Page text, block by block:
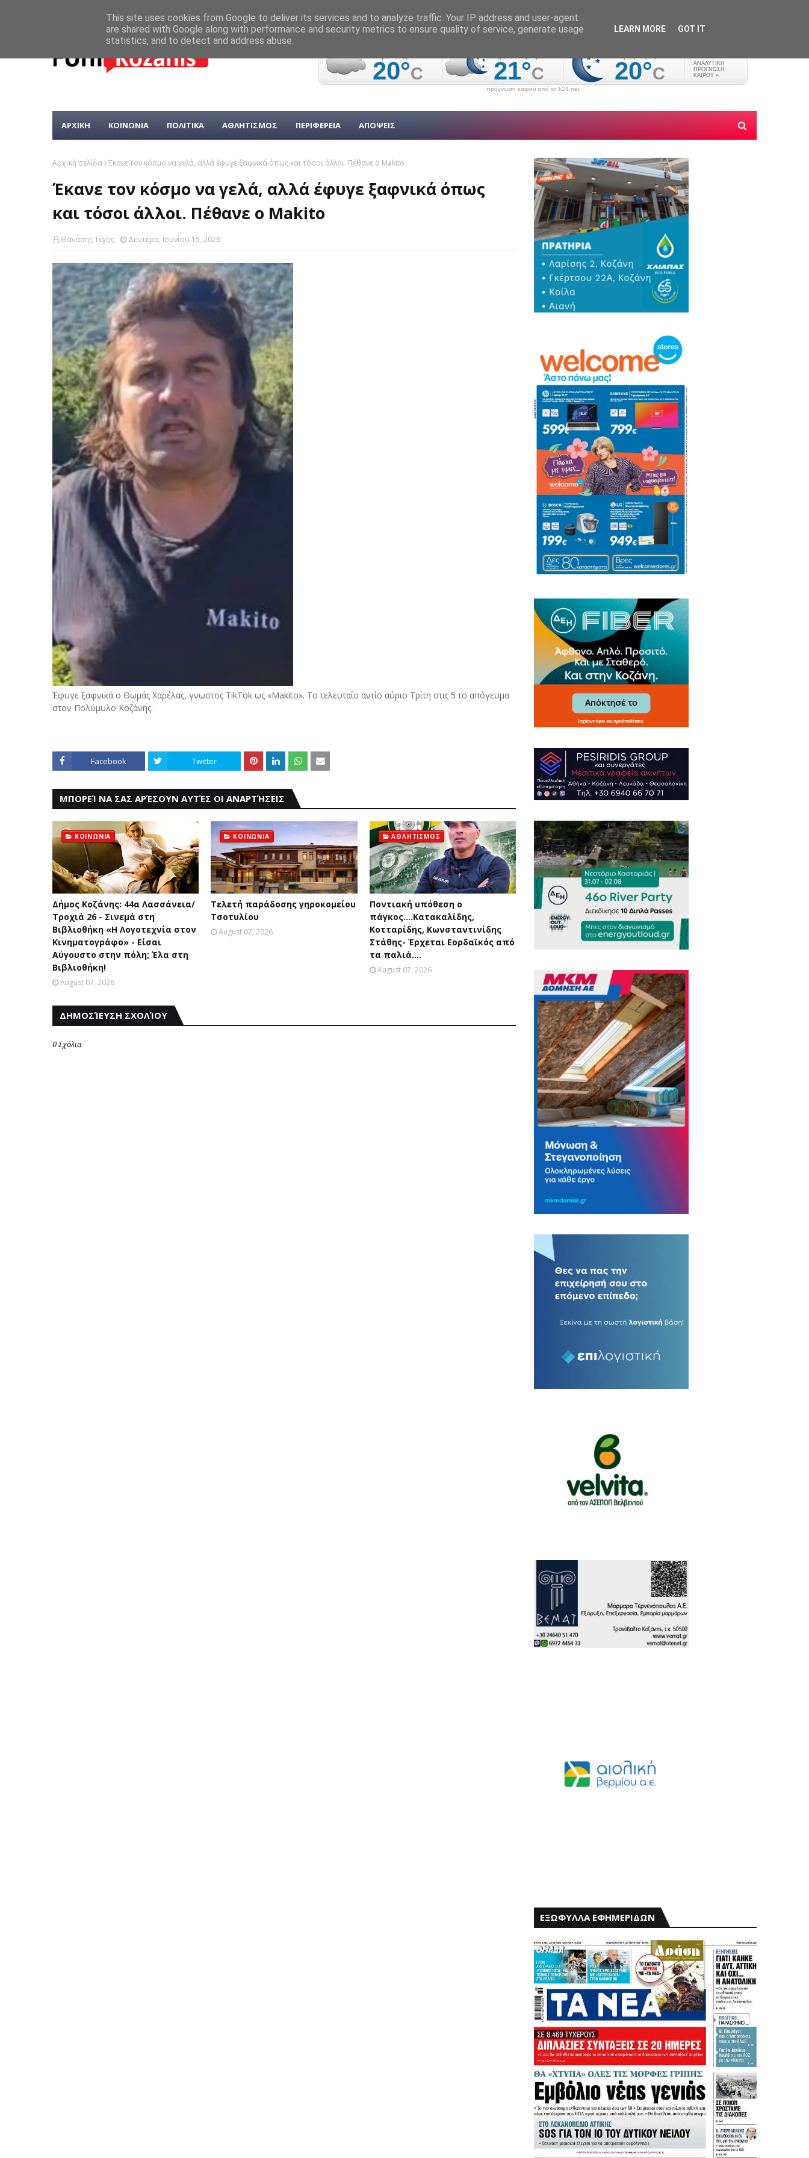
πρόγνωση καιρού από το k24.net
ΑΡΧΙΚΗ ΚΟΙΝΩΝΙΑ ΠΟΛΙΤΙΚΑ ΑΘΛΗΤΙΣΜΟΣ ΠΕΡΙΦΕΡΕΙΑ ΑΠΟΨΕΙΣ
Αρχική σελίδα Έκανε τον κόσμο να γελά, αλλά έφυγε ξαφνικά όπως και τόσοι άλλοι. Πέθανε ο Μakito
Έκανε τον κόσμο να γελά, αλλά έφυγε ξαφνικά όπως
και τόσοι άλλοι. Πέθανε ο Μakito
Θανάσης Τέγος Δευτέρα, Ιουνίου 15, 2026
Έφυγε ξαφνικά ο Θωμάς Χαρέλας, γνωστος TikTok ως «Makito». Το τελευταίο αντίο αύριο Τρίτη στις 5 το απόγευμα
στον Πολύμυλο Κοζάνης.
Facebook Twitter
ΜΠΟΡΕΊ ΝΑ ΣΑΣ ΑΡΈΣΟΥΝ ΑΥΤΈΣ ΟΙ ΑΝΑΡΤΉΣΕΙΣ
ΚΟΙΝΩΝΙΑ
Δήμος Κοζάνης: 44α Λασσάνεια/
Τροχιά 26 - Σινεμά στη
Βιβλιοθήκη «Η Λογοτεχνία στον
Κινηματογράφο» - Είσαι
Αύγουστο στην πόλη; Έλα στη
Βιβλιοθήκη!
August 07, 2026
ΚΟΙΝΩΝΙΑ
Τελετή παράδοσης γηροκομείου
Τσοτυλίου
August 07, 2026
ΑΘΛΗΤΙΣΜΟΣ
Ποντιακή υπόθεση ο
πάγκος....Κατακαλίδης,
Κοτταρίδης, Κωνσταντινίδης
Στάθης- Έρχεται Εορδαϊκός από
τα παλιά....
August 07, 2026
ΔΗΜΟΣΊΕΥΣΗ ΣΧΟΛΊΟΥ
0 Σχόλια
ΕΞΩΦΥΛΛΑ ΕΦΗΜΕΡΙΔΩΝ
This site uses cookies from Google to deliver its services and to analyze traffic. Your IP address and user-agent
are shared with Google along with performance and security metrics to ensure quality of service, generate usage
statistics, and to detect and address abuse.
LEARN MORE GOT IT